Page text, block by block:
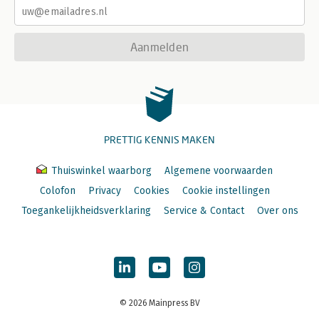
Aanmelden
PRETTIG KENNIS MAKEN
Thuiswinkel waarborg
Algemene voorwaarden
Colofon
Privacy Cookies
Cookie instellingen
Toegankelijkheidsverklaring
Service & Contact Over ons
© 2026 Mainpress BV